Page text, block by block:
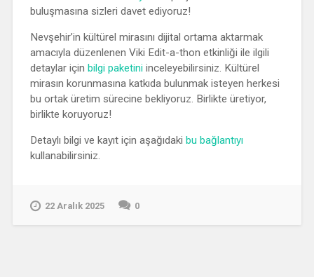
buluşmasına sizleri davet ediyoruz!
Nevşehir’in kültürel mirasını dijital ortama aktarmak
amacıyla düzenlenen Viki Edit-a-thon etkinliği ile ilgili
detaylar için bilgi paketini inceleyebilirsiniz. Kültürel
mirasın korunmasına katkıda bulunmak isteyen herkesi
bu ortak üretim sürecine bekliyoruz. Birlikte üretiyor,
birlikte koruyoruz!
Detaylı bilgi ve kayıt için aşağıdaki bu bağlantıyı
kullanabilirsiniz.
22 Aralık 2025 0